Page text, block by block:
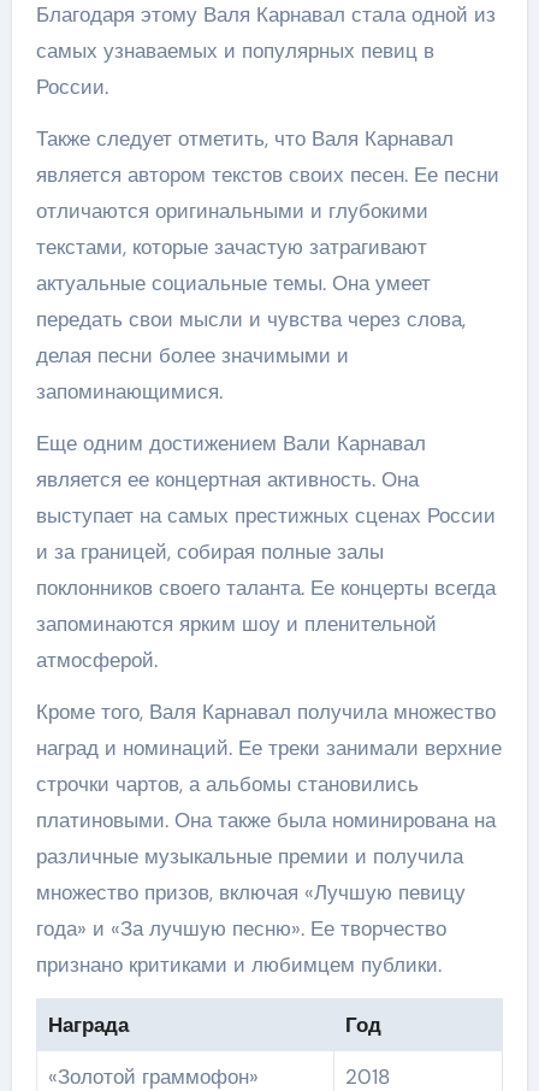
Благодаря этому Валя Карнавал стала одной из
самых узнаваемых и популярных певиц в
России.
Также следует отметить, что Валя Карнавал
является автором текстов своих песен. Ее песни
отличаются оригинальными и глубокими
текстами, которые зачастую затрагивают
актуальные социальные темы. Она умеет
передать свои мысли и чувства через слова,
делая песни более значимыми и
запоминающимися.
Еще одним достижением Вали Карнавал
является ее концертная активность. Она
выступает на самых престижных сценах России
и за границей, собирая полные залы
поклонников своего таланта. Ее концерты всегда
запоминаются ярким шоу и пленительной
атмосферой.
Кроме того, Валя Карнавал получила множество
наград и номинаций. Ее треки занимали верхние
строчки чартов, а альбомы становились
платиновыми. Она также была номинирована на
различные музыкальные премии и получила
множество призов, включая «Лучшую певицу
года» и «За лучшую песню». Ее творчество
признано критиками и любимцем публики.
Награда
Год
«Золотой граммофон»
2018